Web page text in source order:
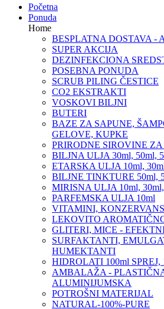
Početna
Ponuda
Home
BESPLATNA DOSTAVA -
SUPER AKCIJA
DEZINFEKCIONA
POSEBNA PONUDA
SCRUB PILING ČESTICE
CO2 EKSTRAKTI
VOSKOVI BILJNI
BUTERI
BAZE ZA SAPUNE,
GELOVE, KUPKE
PRIRODNE SIROVINE
BILJNA ULJA 30ml, 50ml,
ETARSKA ULJA 10ml,
BILJNE TINKTURE 50ml,
MIRISNA ULJA 10ml,
PARFEMSKA ULJA 10ml
VITAMINI,
LEKOVITO
GLITERI, MICE -
SURFAKTANTI,
HUMEKTANTI
HIDROLATI 100ml SPREJ,
AMBALAŽA -
ALUMINIJUMSKA
POTROŠNI MATERIJAL
NATURAL-100%-PURE